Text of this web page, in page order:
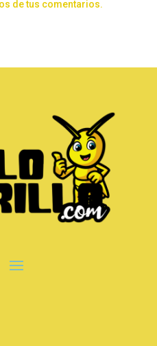
de tus comentarios.